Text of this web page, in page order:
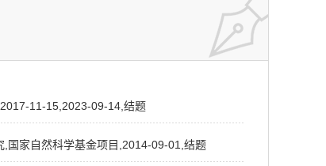
11-15,2023-09-14,结题
国家自然科学基金项目,2014-09-01,结题